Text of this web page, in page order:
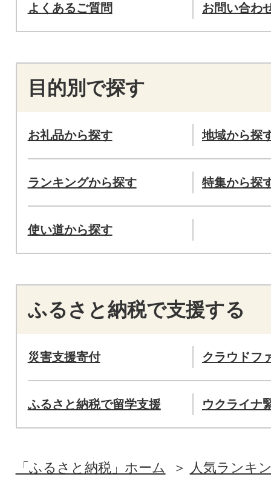
よくあるご質問 お問い合わ
目的別で探す
お礼品から探す 地域から探
ランキングから探す 特集から探
使い道から探す
ふるさと納税で支援する
災害支援寄付 クラウドフ
ふるさと納税で留学支援 ウクライナ
「ふるさと納税」ホーム
人気ランキ